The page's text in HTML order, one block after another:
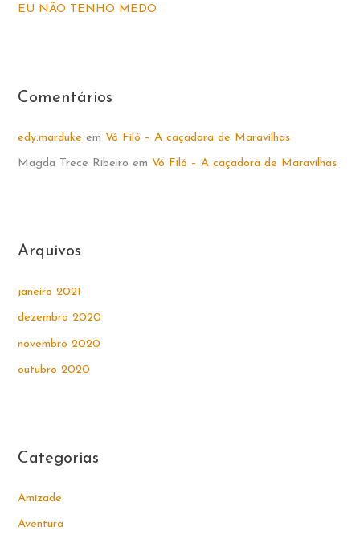
rEU NÃO TENHO MEDO
Comentários
edy.marduke emVó Filó – A caçadora de Maravilhas
Magda Trece Ribeiro em Vó Filó – A caçadora de Maravilhas
Arquivos
janeiro 2021
dezembro 2020
novembro 2020
outubro 2020
Categorias
Amizade
Aventura